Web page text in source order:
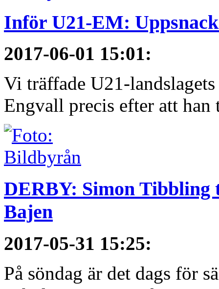
Inför U21-EM:
2017-06-01 15:01:
Vi träffade U21-
Engvall precis efter att han
DERBY: Simon
Bajen
2017-05-31 15:25:
På söndag är det dags för